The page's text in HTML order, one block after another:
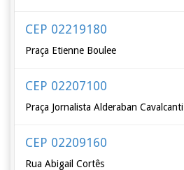
CEP 02219180
Praça Etienne Boulee
CEP 02207100
Praça Jornalista Alderaban Cavalcanti
CEP 02209160
Rua Abigail Cortês